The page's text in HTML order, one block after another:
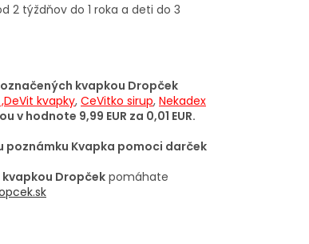
2 týždňov do 1 roka a deti do 3
kvapkou Dropček
DeVit kvapky, CeVitko sirup, Nekadex
hodnote 9,99 EUR za 0,01 EUR.
poznámku Kvapka pomoci darček
Dropčekpomáhate